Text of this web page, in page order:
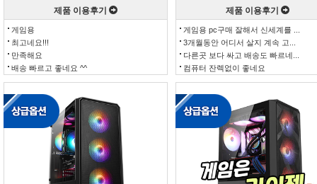
제품 이용후기
게임용
최고네요!!!
만족해요
배송 빠르고 좋네요 ^^
제품 이용후기
게임용 pc구매 잘해서 신세계를 ...
3개월동안 어디서 살지 계속 고...
다른곳 보다 싸고 배송도 빠르네...
컴퓨터 잔렉없이 좋네요